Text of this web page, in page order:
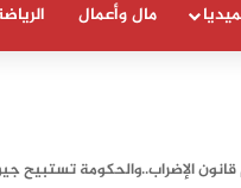
مال وأعمال
الإضراب..والحكومة تستبيح